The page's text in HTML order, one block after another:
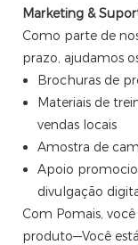
Marketing &
Como parte de
prazo, ajudamos
Brochuras de
Materiais de
vendas locais
Amostra de
Apoio
divulgação
Com Pomais,
produto—Você